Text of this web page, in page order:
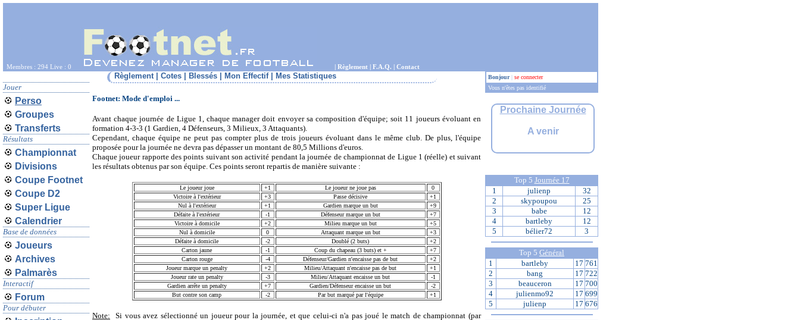
Membres : 294 Live : 0 Règlement F.A.Q. Contact
Jouer
Perso
Groupes
Transferts
Résultats
Championnat
Divisions
Coupe Footnet
Coupe D2
Super Ligue
Calendrier
Base de données
Joueurs
Archives
Palmarès
Interactif
Forum
Pour débuter
Règlement| Cotes Blessés Mon Effectif| Mes Statistiques
Footnet: Mode d'emploi ...
Avant chaque journée de Ligue 1, chaque manager doit envoyer sa composition d'équipe; soit 11 joueurs évoluant en
formation 4-3-3 (1 Gardien, 4 Défenseurs, 3 Milieux, 3 Attaquants).
Cependant, chaque équipe ne peut pas compter plus de trois joueurs évoluant dans le même club. De plus, l'équipe
proposée pour la journée ne devra pas dépasser un montant de 80,5 Millions d'euros.
Chaque joueur rapporte des points suivant son activité pendant la journée de championnat de Ligue 1 (réelle) et suivant
les résultats obtenus par son équipe. Ces points seront repartis de manière suivante :
Le joueur joue +1 Le joueur ne joue pas
0
Victoire à l'extérieur
+3 Passe décisive
+1
Nul à l'extérieur
+1 Gardien marque un but
+9
Défaite à l'extérieur
-1 Défenseur marque un but
+7
Victoire à domicile
+2 Milieu marque un but
+5
Nul à domicile
0 Attaquant marque un but
+3
Défaite à domicile
-2 Doublé (2 buts)
+2
Carton jaune
-1 Coup du chapeau (3 buts) et +
+7
Carton rouge
-4 Défenseur/Gardien n'encaisse pas de but
+2
Joueur marque un penalty
+2 Milieu/Attaquant n'encaisse pas de but
+1
Joueur rate un penalty
-3 Milieu/Attaquant encaisse un but
-1
Gardien arrête un penalty
+7 Gardien/Défenseur encaisse un but
-2
But contre son camp
-2 Par but marqué par l'équipe +1
Note: Si vous avez sélectionné un joueur pour la journée, et que celui-ci n'a pas joué le match de championnat (par
Bonjour| se connecter
Vous n'êtes pas identifié
Prochaine Journée
A venir
Top 5 Journée 17
1
julienp
32
2
skypoupou
25
3
babe
12
4
bartleby
12
5
bélier72 3
Top 5 Général
1
bartleby 17 761
2
bang 17 722
3
beauceron 17 700
4
julienmo92 17 699
5
julienp 17 676